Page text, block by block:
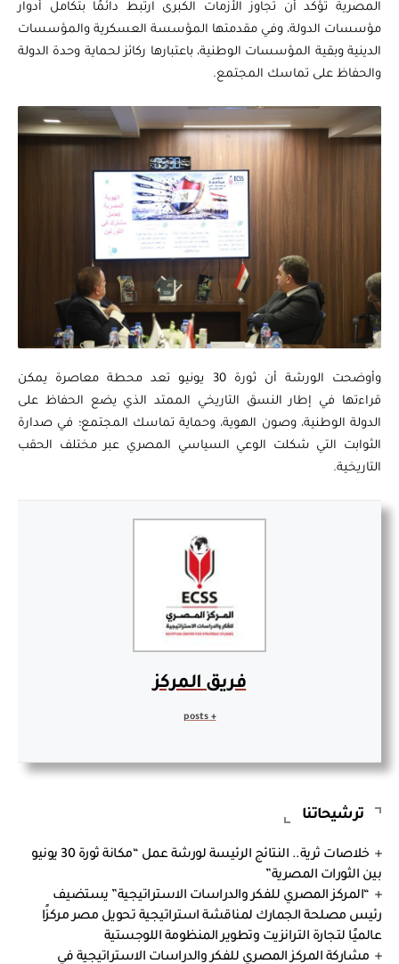
المصرية تؤكد أن تجاوز الأزمات الكبرى ارتبط دائمًا بتكامل أدوار
مؤسسات الدولة، وفي مقدمتها المؤسسة العسكرية والمؤسسات
الدينية وبقية المؤسسات الوطنية، باعتبارها ركائز لحماية وحدة الدولة
والحفاظ على تماسك المجتمع.
وأوضحت الورشة أن ثورة 30 يونيو تعد محطة معاصرة يمكن
قراءتها في إطار النسق التاريخي الممتد الذي يضع الحفاظ على
الدولة الوطنية، وصون الهوية، وحماية تماسك المجتمع؛ في صدارة
الثوابت التي شكلت الوعي السياسي المصري عبر مختلف الحقب
التاريخية.
فريق المركز
ترشيحاتنا
خلاصات ثرية.. النتائج الرئيسة لورشة عمل “مكانة ثورة 30 يونيو
بين الثورات المصرية”
“المركز المصري للفكر والدراسات الاستراتيجية” يستضيف
رئيس مصلحة الجمارك لمناقشة استراتيجية تحويل مصر مركزًا
عالميًا لتجارة الترانزيت وتطوير المنظومة اللوجستية
مشاركة المركز المصري للفكر والدراسات الاستراتيجية في